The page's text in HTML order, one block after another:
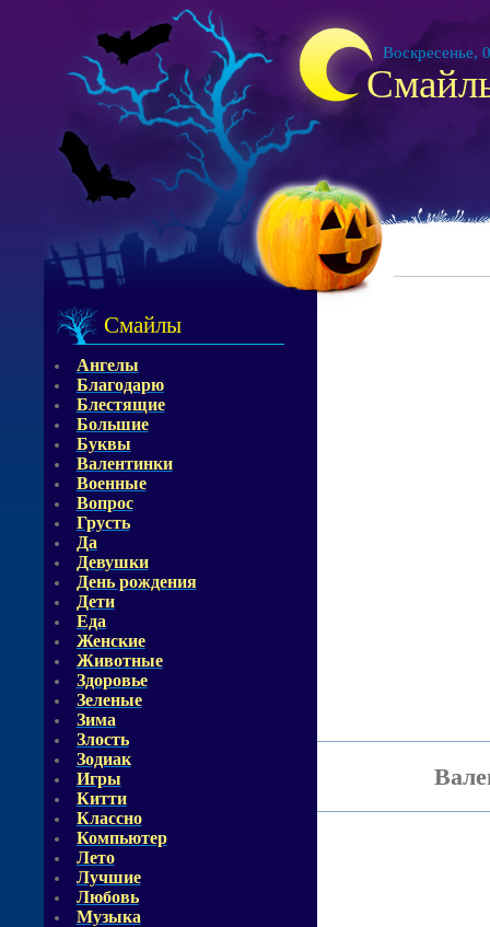
Воскресенье,
Смайлы
Ангелы
Благодарю
Блестящие
Большие
Буквы
Валентинки
Военные
Вопрос
Грусть
Да
Девушки
День рождения
Дети
Еда
Женские
Животные
Здоровье
Зеленые
Зима
Злость
Зодиак
Игры
Китти
Классно
Компьютер
Лето
Лучшие
Любовь
Музыка